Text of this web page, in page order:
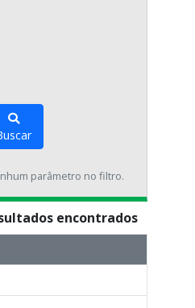
parâmetro no filtro.
encontrados